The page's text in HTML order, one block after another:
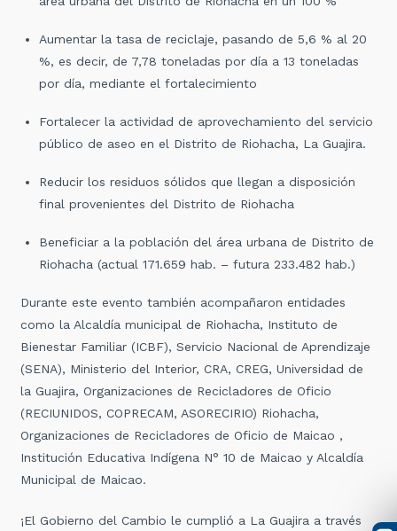
Aumentar la tasa de reciclaje, pasando de 5,6 % al 20
%, es decir, de 7,78 toneladas por día a 13 toneladas
por día, mediante el fortalecimiento
Fortalecer la actividad de aprovechamiento del servicio
público de aseo en el Distrito de Riohacha, La Guajira.
Reducir los residuos sólidos que llegan a disposición
final provenientes del Distrito de Riohacha
Beneficiar a la población del área urbana de Distrito de
Riohacha (actual 171.659 hab. – futura 233.482 hab.)
Durante este evento también acompañaron entidades
como la Alcaldía municipal de Riohacha, Instituto de
Bienestar Familiar (ICBF), Servicio Nacional de Aprendizaje
(SENA), Ministerio del Interior, CRA, CREG, Universidad de
la Guajira, Organizaciones de Recicladores de Oficio
(RECIUNIDOS, COPRECAM, ASORECIRIO) Riohacha,
Organizaciones de Recicladores de Oficio de Maicao ,
Institución Educativa Indígena N° 10 de Maicao y Alcaldía
Municipal de Maicao.
¡El Gobierno del Cambio le cumplió a La Guajira a través